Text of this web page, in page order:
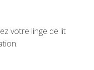
votre linge de lit